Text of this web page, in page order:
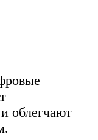
облегчают